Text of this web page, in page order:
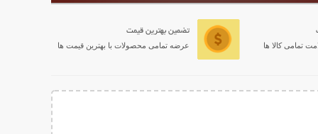
تمامی کالا ها
تضمین بهترین قیمت
عرضه تمامی محصولات با بهترین قیمت ها